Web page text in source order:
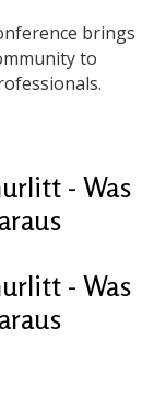
brings
to
- Was
- Was